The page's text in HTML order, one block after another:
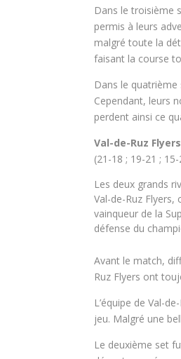
Dans le troisième
permis à leurs
malgré toute la
faisant la course
Dans le
Cependant, leurs
perdent ainsi ce
Val-de-Ruz
(21-18 ; 19-21 ;
Les deux grands
Val-de-Ruz
vainqueur de la
défense du
Avant le match,
Ruz Flyers ont
L’équipe de Val-
jeu. Malgré une
Le deuxième set